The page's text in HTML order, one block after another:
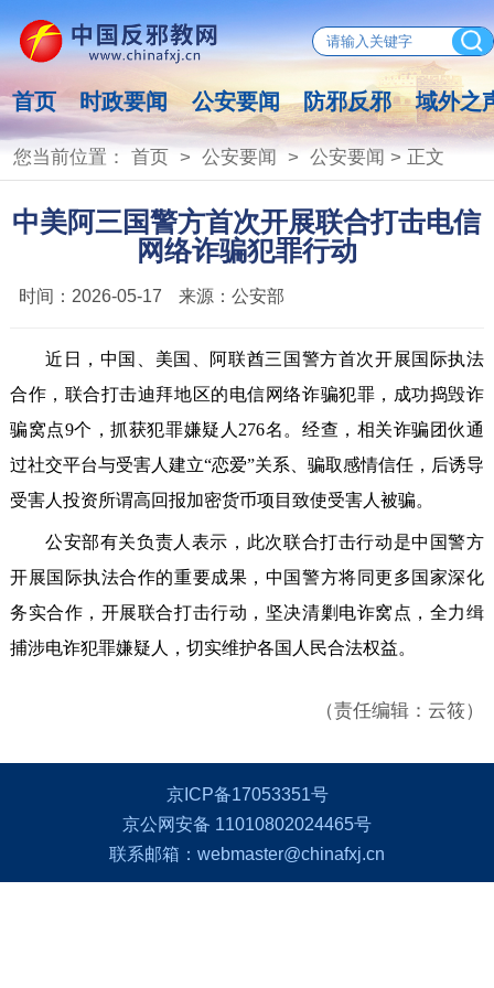
首页 时政要闻 公安要闻 防邪反邪 域外之
您当前位置： 首页> 公安要闻 > 公安要闻 > 正文
中美阿三国警方首次开展联合打击电信
网络诈骗犯罪行动
时间： 2026-05-17 来源：公安部
近日，中国、美国、阿联酋三国警方首次开展国际执法
合作，联合打击迪拜地区的电信网络诈骗犯罪，成功捣毁诈
骗窝点9个，抓获犯罪嫌疑人276名。经查，相关诈骗团伙通
过社交平台与受害人建立“恋爱”关系、骗取感情信任，后诱导
受害人投资所谓高回报加密货币项目致使受害人被骗。
公安部有关负责人表示，此次联合打击行动是中国警方
开展国际执法合作的重要成果，中国警方将同更多国家深化
务实合作，开展联合打击行动，坚决清剿电诈窝点，全力缉
捕涉电诈犯罪嫌疑人，切实维护各国人民合法权益。
（责任编辑：云筱）
京ICP备17053351号
京公网安备 11010802024465号
联系邮箱：webmaster@chinafxj.cn